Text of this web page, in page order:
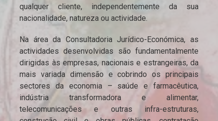
qualquer cliente, independentemente da sua
nacionalidade, natureza ou actividade.
Na área da Consultadoria Jurídico-Económica, as
actividades desenvolvidas são fundamentalmente
dirigidas às empresas, nacionais e estrangeiras, da
mais variada dimensão e cobrindo os principais
sectores da economia – saúde e farmacêutica,
indústria transformadora e alimentar,
telecomunicações e outras infra-estruturas,